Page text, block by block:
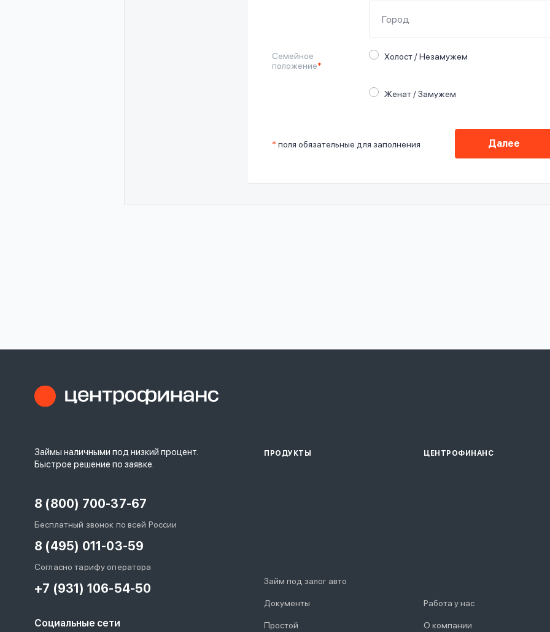
Семейное
положение*
Холост / Незамужем
Женат / Замужем
* поля обязательные для заполнения Далее
Займы наличными под низкий процент.
Быстрое решение по заявке.
8 (800) 700-37-67
Бесплатный звонок по всей России
8 (495) 011-03-59
Согласно тарифу оператора
+7 (931) 106-54-50
Социальные сети
ПРОДУКТЫ
Займ под залог авто
Документы
Простой
ЦЕНТРОФИНАНС
Работа у нас
О компании